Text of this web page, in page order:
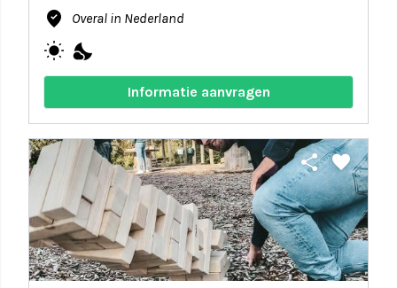
where_to_vote Overal in Nederland
wb_sunny nights_stay
Informatie aanvragen
share favorite